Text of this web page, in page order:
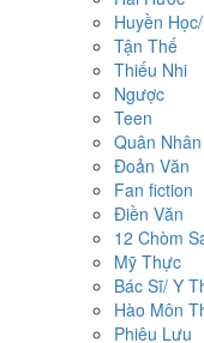
Huyền
Tận Thế
Thiếu Nhi
Ngược
Teen
Quân Nhân
Đoản Văn
Fan fiction
Điền Văn
12 Chòm
Mỹ Thực
Bác Sĩ/ Y
Hào Môn
Phiêu Lưu